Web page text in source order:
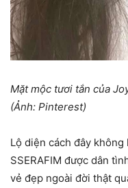
Mặt mộc tươi tắn của
(Ảnh: Pinterest)
Lộ diện cách đây không
SSERAFIM được dân
vẻ đẹp ngoài đời thật